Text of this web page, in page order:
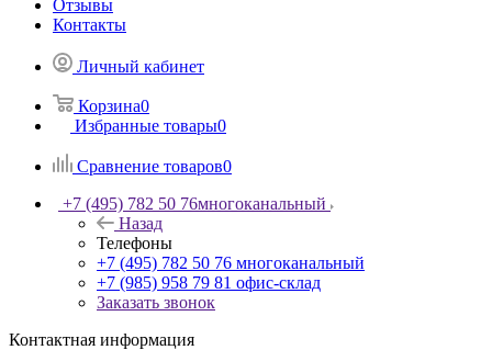
Отзывы
Контакты
Личный кабинет
Корзина0
Избранные товары0
Сравнение товаров0
+7 (495) 782 50 76многоканальный
Назад
Телефоны
+7 (495) 782 50 76 многоканальный
+7 (985) 958 79 81 офис-склад
Заказать звонок
Контактная информация